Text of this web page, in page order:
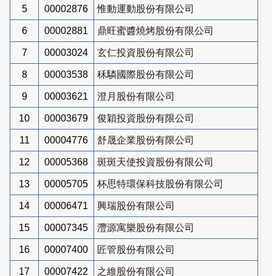
5 00002876 惟動運動股份有限公司
6 00002881 鼎旺蜜醬燒烤股份有限公司
7 00003024 玄仁投資股份有限公司
8 00003538 秝驎國際股份有限公司
9 00003621 澄月股份有限公司
10 00003679 俊穎投資股份有限公司
11 00004776 舒晟企業股份有限公司
12 00005368 斑斑天使投資股份有限公司
13 00005705 杯思特環保科技股份有限公司
14 00006471 興瑞股份有限公司
15 00007345 灃源寓樂股份有限公司
16 00007400 匠管股份有限公司
17 00007422 之維股份有限公司